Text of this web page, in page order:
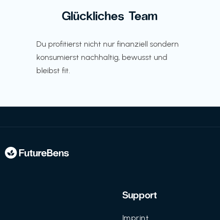
Glückliches Team
Du profitierst nicht nur finanziell sondern
konsumierst nachhaltig, bewusst und
bleibst fit.
Support
Imprint